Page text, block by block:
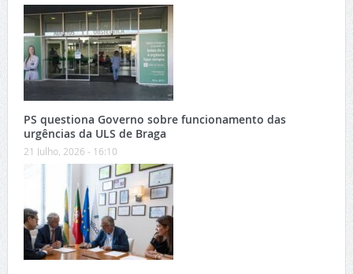
PS questiona Governo sobre funcionamento das
urgências da ULS de Braga
21 Julho, 2026 - 16:10